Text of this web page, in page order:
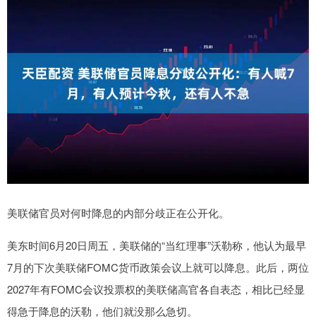
美联储官员对何时降息的内部分歧正在公开化。
美东时间6月20日周五，美联储的“当红理事”沃勒称，他认为最早
7月的下次美联储FOMC货币政策会议上就可以降息。此后，两位
2027年有FOMC会议投票权的美联储高官各自表态，相比已经显
得急于降息的沃勒，他们就没那么急切。